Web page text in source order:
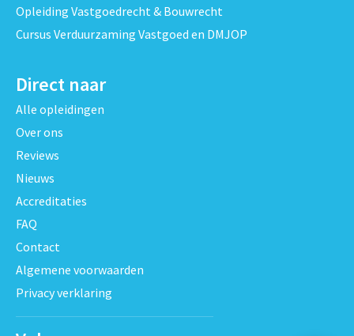
Opleiding Vastgoedrecht & Bouwrecht
Cursus Verduurzaming Vastgoed en DMJOP
Direct naar
Alle opleidingen
Over ons
Reviews
Nieuws
Accreditaties
FAQ
Contact
Algemene voorwaarden
Privacy verklaring